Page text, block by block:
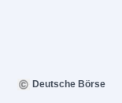
Deutsche Börse